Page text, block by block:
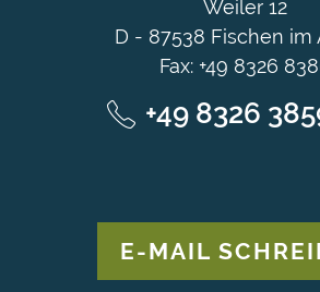
Weiler 12
D - 87538 Fischen im
Fax: +49 8326
+49 8326
E-MAIL